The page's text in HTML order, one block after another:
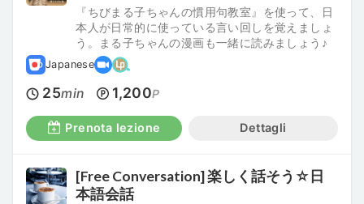
『ちびまる子ちゃんの慣用句教室』を使って、日
本人が日常的に使っている言い回しを覚えましょ
う。まる子ちゃんの漫画も一緒に読みましょう♪
Japanese
25min 1,200P
Prenota lezione Dettagli
[Free Conversation] 楽しく話そう☆日
本語会話